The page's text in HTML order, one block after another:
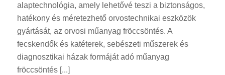
alaptechnológia, amely lehetővé teszi a biztonságos,
hatékony és méretezhető orvostechnikai eszközök
gyártását, az orvosi műanyag fröccsöntés. A
fecskendők és katéterek, sebészeti műszerek és
diagnosztikai házak formáját adó műanyag
fröccsöntés [...]